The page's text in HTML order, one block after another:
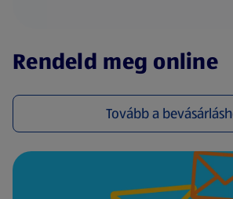
Rendeld meg online
Tovább a (új